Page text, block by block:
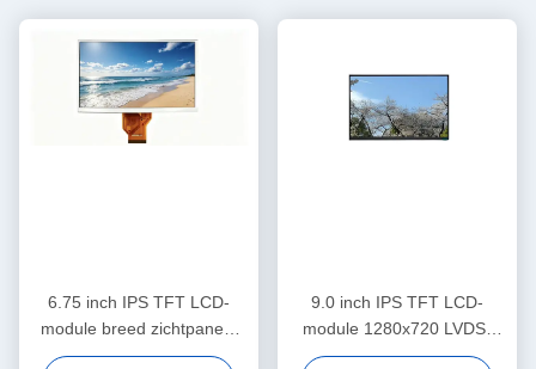
6.75 inch IPS TFT LCD-
module breed zichtpaneel
voor automotive display-
9.0 inch IPS TFT LCD-
module 1280x720 LVDS-
display voor dashboard voor